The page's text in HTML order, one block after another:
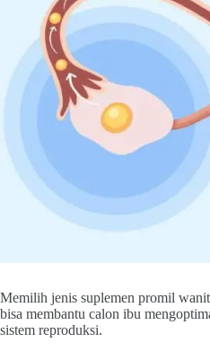
Memilih jenis suplemen promil
bisa membantu calon ibu
sistem reproduksi.